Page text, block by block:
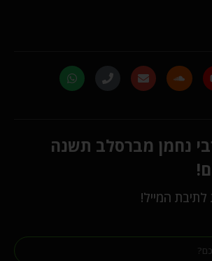
נחמן מברסלב תשנה
לתיבת המייל!